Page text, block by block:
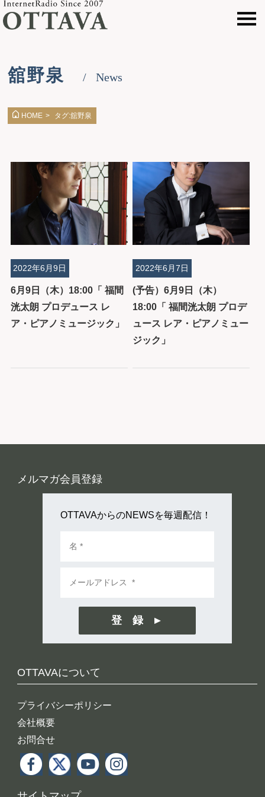
舘野泉 News
HOME > タグ:舘野泉
6月9日（木）18:00「 福間
洸太朗 プロデュース レ
ア・ピアノミュージック」
2022年6月9日
(予告）6月9日（木）
18:00「 福間洸太朗 プロデ
ュース レア・ピアノミュー
ジック」
2022年6月7日
OTTAVAについて
プライバシーポリシー
会社概要
お問合せ
メルマガ会員登録
OTTAVAからのNEWSを毎週配信！
登 録